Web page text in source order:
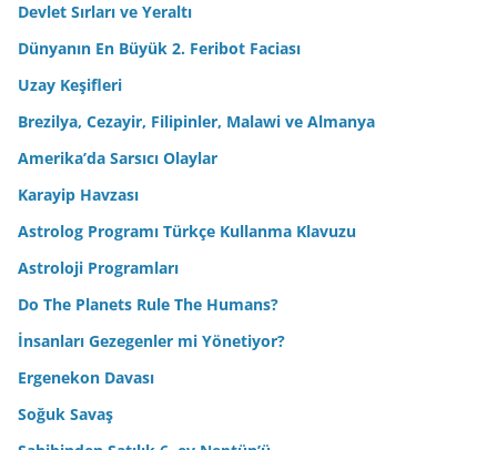
Devlet Sırları ve Yeraltı
Dünyanın En Büyük 2. Feribot Faciası
Uzay Keşifleri
Brezilya, Cezayir, Filipinler, Malawi ve Almanya
Amerika’da Sarsıcı Olaylar
Karayip Havzası
Astrolog Programı Türkçe Kullanma Klavuzu
Astroloji Programları
Do The Planets Rule The Humans?
İnsanları Gezegenler mi Yönetiyor?
Ergenekon Davası
Soğuk Savaş